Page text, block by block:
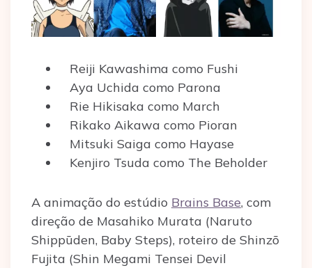
Reiji Kawashima como Fushi
Aya Uchida como Parona
Rie Hikisaka como March
Rikako Aikawa como Pioran
Mitsuki Saiga como Hayase
Kenjiro Tsuda como The Beholder
A animação do estúdio Brains Base, com
direção de Masahiko Murata (Naruto
Shippūden, Baby Steps), roteiro de Shinzō
Fujita (Shin Megami Tensei Devil